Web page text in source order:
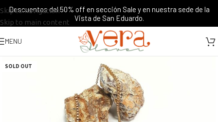
Skip to navigation
Skip to main content
Descuentos del 50% off en sección Sale y en nuestra sede de la
Vista de San Eduardo.
MENU
SOLD OUT